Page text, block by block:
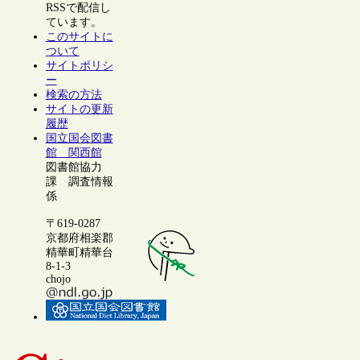
RSSで配信し
ています。
このサイトに
ついて
サイトポリシ
ー
検索の方法
サイトの更新
履歴
国立国会図書
館 関西館
図書館協力
課 調査情報
係
〒619-0287
京都府相楽郡
精華町精華台
8-1-3
chojo